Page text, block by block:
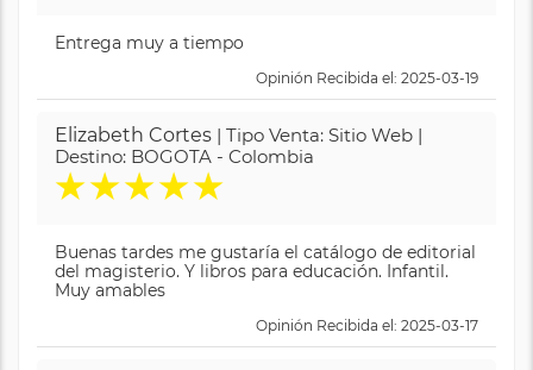
Entrega muy a tiempo
Opinión Recibida el: 2025-03-19
Elizabeth Cortes | Tipo Venta: Sitio Web |
Destino: BOGOTA - Colombia
★★★★★
Buenas tardes me gustaría el catálogo de editorial
del magisterio. Y libros para educación. Infantil.
Muy amables
Opinión Recibida el: 2025-03-17